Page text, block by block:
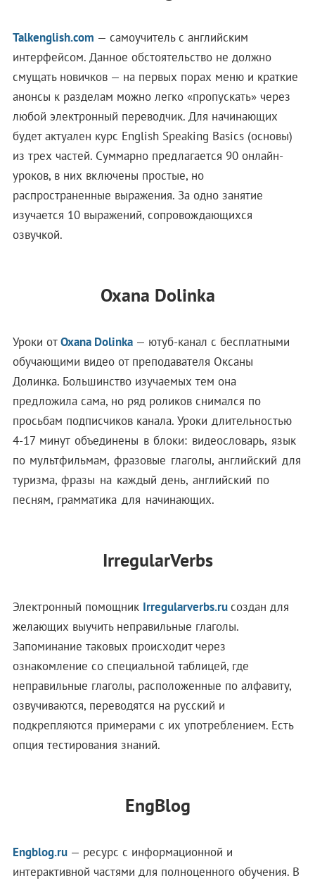
Talkenglish.com — самоучитель с английским
интерфейсом. Данное обстоятельство не должно
смущать новичков — на первых порах меню и краткие
анонсы к разделам можно легко «пропускать» через
любой электронный переводчик. Для начинающих
будет актуален курс English Speaking Basics (основы)
из трех частей. Суммарно предлагается 90 онлайн-
уроков, в них включены простые, но
распространенные выражения. За одно занятие
изучается 10 выражений, сопровождающихся
озвучкой.
Oxana Dolinka
Уроки отOxana Dolinka— ютуб-канал с бесплатными
обучающими видео от преподавателя Оксаны
Долинка. Большинство изучаемых тем она
предложила сама, но ряд роликов снимался по
просьбам подписчиков канала. Уроки длительностью
4-17 минут объединены в блоки: видеословарь, язык
по мультфильмам, фразовые глаголы, английский для
туризма, фразы на каждый день, английский по
песням, грамматика для начинающих.
IrregularVerbs
Электронный помощник Irregularverbs.ru создан для
желающих выучить неправильные глаголы.
Запоминание таковых происходит через
ознакомление со специальной таблицей, где
неправильные глаголы, расположенные по алфавиту,
озвучиваются, переводятся на русский и
подкрепляются примерами с их употреблением. Есть
опция тестирования знаний.
EngBlog
Engblog.ru— ресурс с информационной и
интерактивной частями для полноценного обучения. В